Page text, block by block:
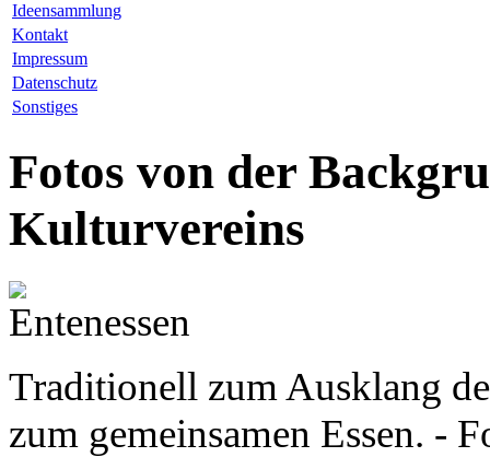
Ideensammlung
Kontakt
Impressum
Datenschutz
Sonstiges
Fotos von der
Kulturvereins
Traditionell zum Ausklang
zum gemeinsamen Essen. -